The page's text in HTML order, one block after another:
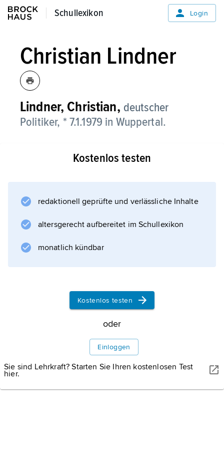
Schullexikon
Schullexikon Login
Christian Lindner
Lindner, Christian, deutscher
Politiker, * 7.1.1979 in Wuppertal.
Informationen zum Artikel
Kostenlos testen
redaktionell geprüfte und verlässliche Inhalte
altersgerecht aufbereitet im Schullexikon
monatlich kündbar
Kostenlos testen
oder
Einloggen
Sie sind Lehrkraft? Starten Sie Ihren kostenlosen Test
hier.